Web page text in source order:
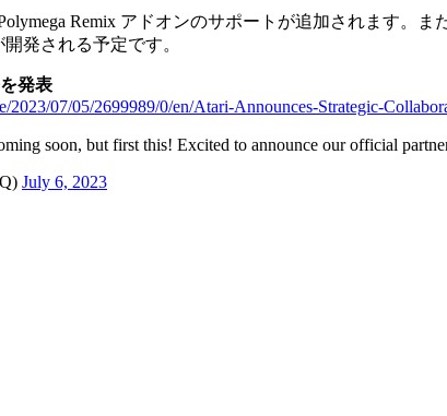
Remix アドオンのサポートが追加されます。
発される予定です。
発表
2023/07/05/2699989/0/en/Atari-Announces-Strategic-
soon, but first this! Excited to announce our official
July 6, 2023